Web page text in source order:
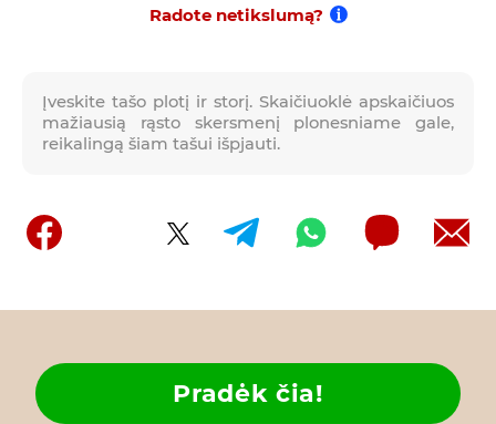
Įveskite tašo plotį ir storį. Skaičiuoklė apskaičiuos
mažiausią rąsto skersmenį plonesniame gale,
reikalingą šiam tašui išpjauti.
Radote netikslumą?
Pradėk čia!